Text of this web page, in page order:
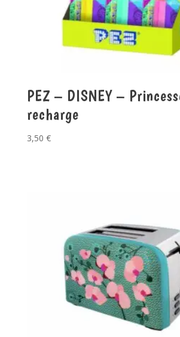
PEZ – DISNEY –
recharge
3,50 €